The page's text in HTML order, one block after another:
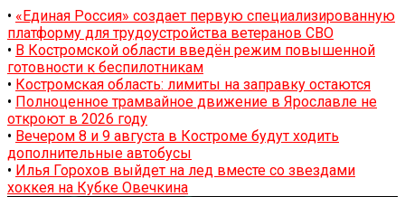
• «Единая Россия» создает первую специализированную
платформу для трудоустройства ветеранов СВО
• В Костромской области введён режим повышенной
готовности к беспилотникам
• Костромская область: лимиты на заправку остаются
• Полноценное трамвайное движение в Ярославле не
откроют в 2026 году
• Вечером 8 и 9 августа в Костроме будут ходить
дополнительные автобусы
• Илья Горохов выйдет на лед вместе со звездами
хоккея на Кубке Овечкина